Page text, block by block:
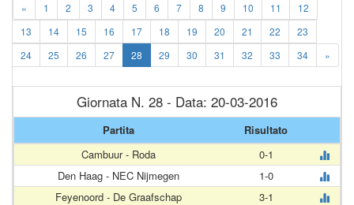
« 1 2 3 4 5 6 7 8 9 10 11
12
13
14 15 16 17 18 19 20 21 22
23
24
25 26 27 28 29 30 31 32 33 34 »
Giornata N. 28 - Data: 20-03-2016
Partita
Risultato
Cambuur - Roda
0-1
Den Haag - NEC Nijmegen
1-0
Feyenoord - De Graafschap
3-1